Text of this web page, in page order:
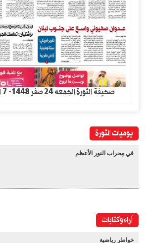
صحيفة الثورة الجمعه 24 صفر 1448- 7 اغسطس 2026
يوميات الثورة
في مِحراب النور الأعظم
آراء وكتابات
خواطر رياضية